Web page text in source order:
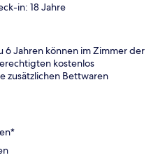
in: 18 Jahre
6 Jahren können im Zimmer der
kostenlos
zusätzlichen Bettwaren